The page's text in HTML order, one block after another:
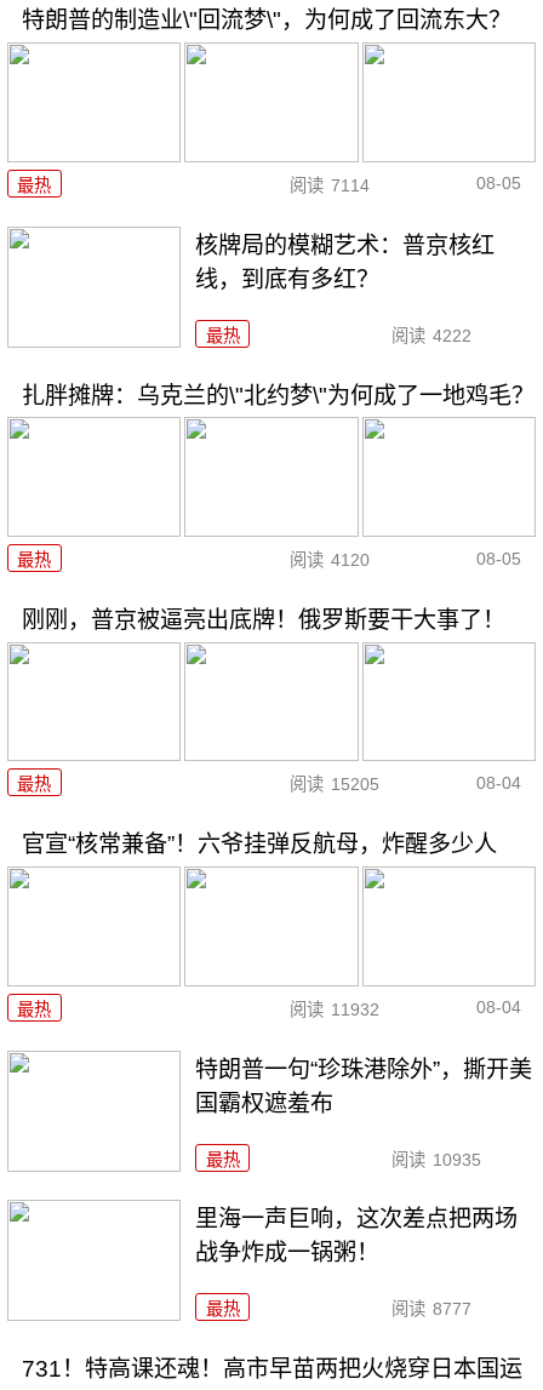
特朗普的制造业\"回流梦\"，为何成了回流东大？
最热 阅读 7114 08-05
核牌局的模糊艺术：普京核红
线，到底有多红？
最热 阅读 4222
扎胖摊牌：乌克兰的\"北约梦\"为何成了一地鸡毛？
最热 阅读 4120 08-05
刚刚，普京被逼亮出底牌！俄罗斯要干大事了！
最热 阅读 15205 08-04
官宣“核常兼备”！六爷挂弹反航母，炸醒多少人
最热 阅读 11932 08-04
特朗普一句“珍珠港除外”，撕开美
国霸权遮羞布
最热 阅读 10935
里海一声巨响，这次差点把两场
战争炸成一锅粥！
最热 阅读 8777
731！特高课还魂！高市早苗两把火烧穿日本国运